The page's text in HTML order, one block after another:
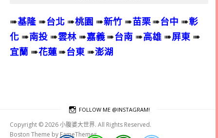
➠基隆 ➠台北 ➠桃園 ➠新竹 ➠苗栗➠台中 ➠彰
化 ➠南投 ➠雲林 ➠嘉義➠台南 ➠高雄 ➠屏東 ➠
宜蘭 ➠花蓮➠台東 ➠澎湖
FOLLOW ME @INSTAGRAM!
Copyright © 2026 小腹婆大世界. All Rights Reserved.
Boston Theme by FameThemes